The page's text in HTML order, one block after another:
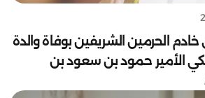
الحرمين الشريفين بوفاة والدة
الأمير حمود بن سعود بن